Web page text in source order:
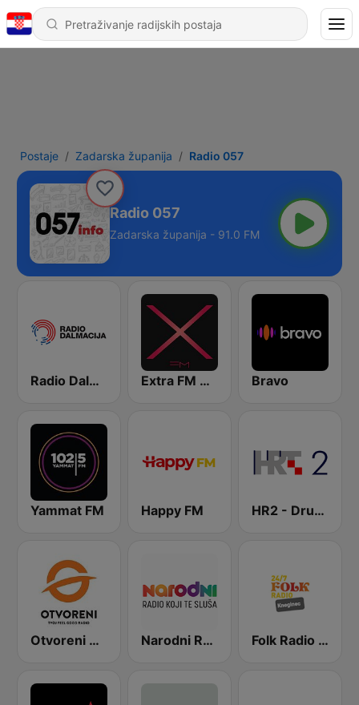
Postaje Zadarska županija Radio 057
Radio 057
Zadarska županija - 91.0 FM
Radio Dalmacija Extra FM 93.6 Bravo
Yammat FM Happy FM HR2 - Drugi program
Otvoreni Radio Narodni Radio Folk Radio Kneginec